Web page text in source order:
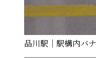
品川駅｜駅構内バ